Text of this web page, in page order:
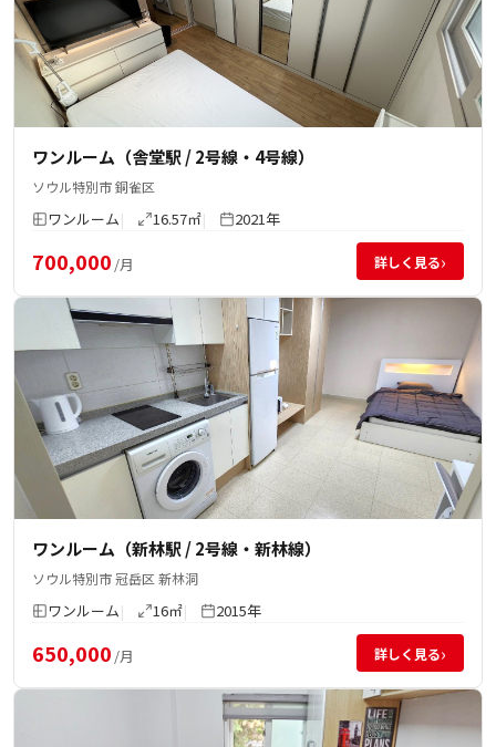
ワンルーム（舎堂駅 / 2号線・4号線）
ソウル特別市 銅雀区
ワンルーム 16.57㎡ 2021年
700,000 /月 詳しく見る›
ワンルーム（新林駅 / 2号線・新林線）
ソウル特別市 冠岳区 新林洞
ワンルーム 16㎡ 2015年
650,000 /月 詳しく見る›